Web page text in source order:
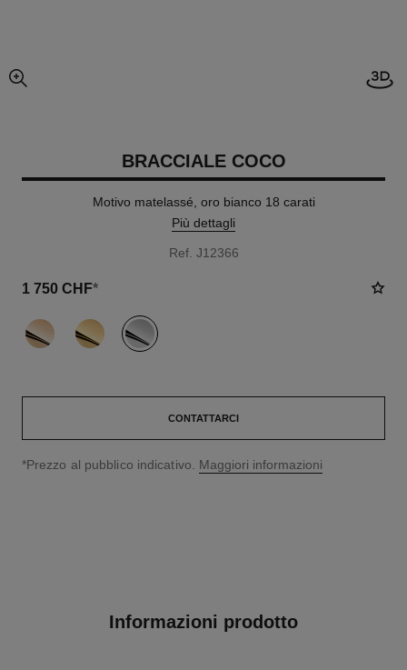
ingrandimento dell’immagine
BRACCIALE COCO
Motivo matelassé, oro bianco 18 carati
Più dettagli
Ref. J12366
1 750 CHF*
variante (3)
CONTATTARCI
↩
*Prezzo al pubblico indicativo. Maggiori informazioni
Informazioni prodotto